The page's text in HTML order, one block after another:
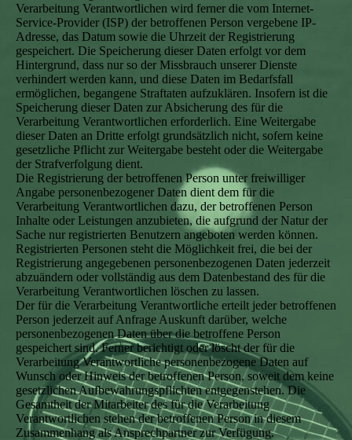
Verarbeitung Verantwortlichen wird ferner die vom Internet-
Service-Provider (ISP) der betroffenen Person vergebene IP-
Adresse, das Datum sowie die Uhrzeit der Registrierung
gespeichert. Die Speicherung dieser Daten erfolgt vor dem
Hintergrund, dass nur so der Missbrauch unserer Dienste
verhindert werden kann, und diese Daten im Bedarfsfall
ermöglichen, begangene Straftaten aufzuklären. Insofern ist die
Speicherung dieser Daten zur Absicherung des für die
Verarbeitung Verantwortlichen erforderlich. Eine Weitergabe
dieser Daten an Dritte erfolgt grundsätzlich nicht, sofern keine
gesetzliche Pflicht zur Weitergabe besteht oder die Weitergabe
der Strafverfolgung dient.
Die Registrierung der betroffenen Person unter freiwilliger
Angabe personenbezogener Daten dient dem für die
Verarbeitung Verantwortlichen dazu, der betroffenen Person
Inhalte oder Leistungen anzubieten, die aufgrund der Natur der
Sache nur registrierten Benutzern angeboten werden können.
Registrierten Personen steht die Möglichkeit frei, die bei der
Registrierung angegebenen personenbezogenen Daten jederzeit
abzuändern oder vollständig aus dem Datenbestand des für die
Verarbeitung Verantwortlichen löschen zu lassen.
Der für die Verarbeitung Verantwortliche erteilt jeder betroffenen
Person jederzeit auf Anfrage Auskunft darüber, welche
personenbezogenen Daten über die betroffene Person
gespeichert sind. Ferner berichtigt oder löscht der für die
Verarbeitung Verantwortliche personenbezogene Daten auf
Wunsch oder Hinweis der betroffenen Person, soweit dem keine
gesetzlichen Aufbewahrungspflichten entgegenstehen. Die
Gesamtheit der Mitarbeiter des für die Verarbeitung
Verantwortlichen stehen der betroffenen Person in diesem
Zusammenhang als Ansprechpartner zur Verfügung.